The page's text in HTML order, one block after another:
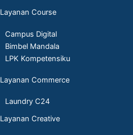
Layanan Course
Campus Digital
Bimbel Mandala
LPK Kompetensiku
Layanan Commerce
Laundry C24
Layanan Creative